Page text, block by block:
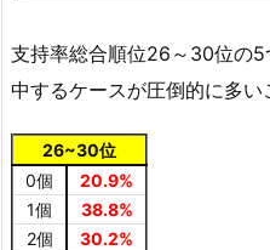
支持率総合順位26～30位の
中するケースが圧倒的に多い
26~30位
0個
20.9%
1個
38.8%
2個
30.2%